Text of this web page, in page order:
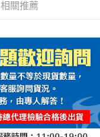
相關推薦